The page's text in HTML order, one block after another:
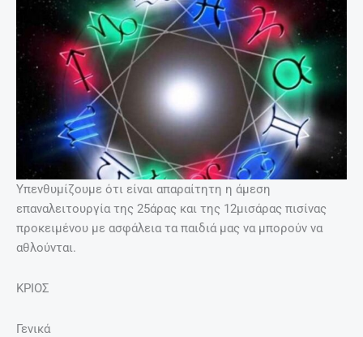
Υπενθυμίζουμε ότι είναι απαραίτητη η άμεση
επαναλειτουργία της 25άρας και της 12μισάρας πισίνας
προκειμένου με ασφάλεια τα παιδιά μας να μπορούν να
αθλούνται.
ΚΡΙΟΣ
Γενικά